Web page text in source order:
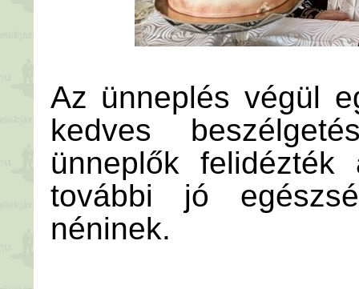
Az ünneplés végül
kedves
ünneplők
további jó
néninek.